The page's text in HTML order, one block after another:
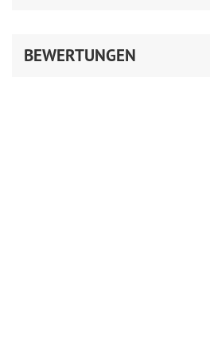
BEWERTUNGEN